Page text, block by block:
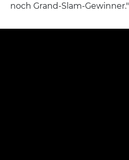
noch Grand-Slam-Gewinner."